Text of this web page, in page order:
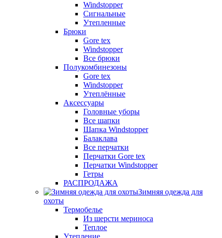
Windstopper
Сигнальные
Утепленные
Брюки
Gore tex
Windstopper
Все брюки
Полукомбинезоны
Gore tex
Windstopper
Утеплённые
Аксессуары
Головные уборы
Все шапки
Шапка Windstopper
Балаклава
Все перчатки
Перчатки Gore tex
Перчатки Windstopper
Гетры
РАСПРОДАЖА
Зимняя одежда для
охоты
Термобелье
Из шерсти мериноса
Теплое
Утепление